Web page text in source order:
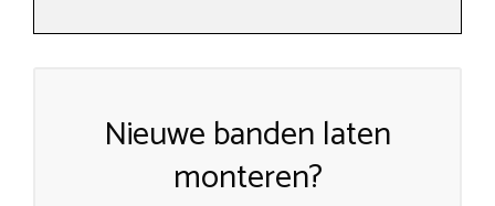
Nieuwe banden laten
monteren?